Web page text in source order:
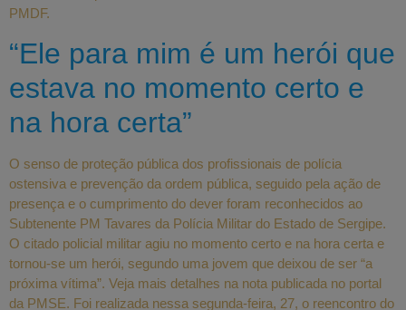
PMDF.
“Ele para mim é um herói que
estava no momento certo e
na hora certa”
O senso de proteção pública dos profissionais de polícia
ostensiva e prevenção da ordem pública, seguido pela ação de
presença e o cumprimento do dever foram reconhecidos ao
Subtenente PM Tavares da Polícia Militar do Estado de Sergipe.
O citado policial militar agiu no momento certo e na hora certa e
tornou-se um herói, segundo uma jovem que deixou de ser “a
próxima vítima”. Veja mais detalhes na nota publicada no portal
da PMSE. Foi realizada nessa segunda-feira, 27, o reencontro do